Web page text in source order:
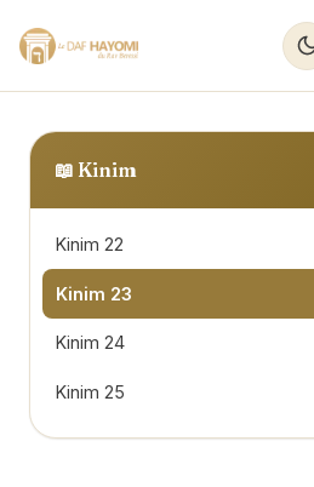
📖 Kinim
Kinim 22
Kinim 23
Kinim 24
Kinim 25